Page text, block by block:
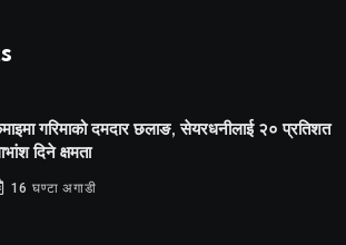
गरिमाको दमदार छलाङ, सेयरधनीलाई २० प्रतिशत
दिने क्षमता
16 घण्टा अगाडी